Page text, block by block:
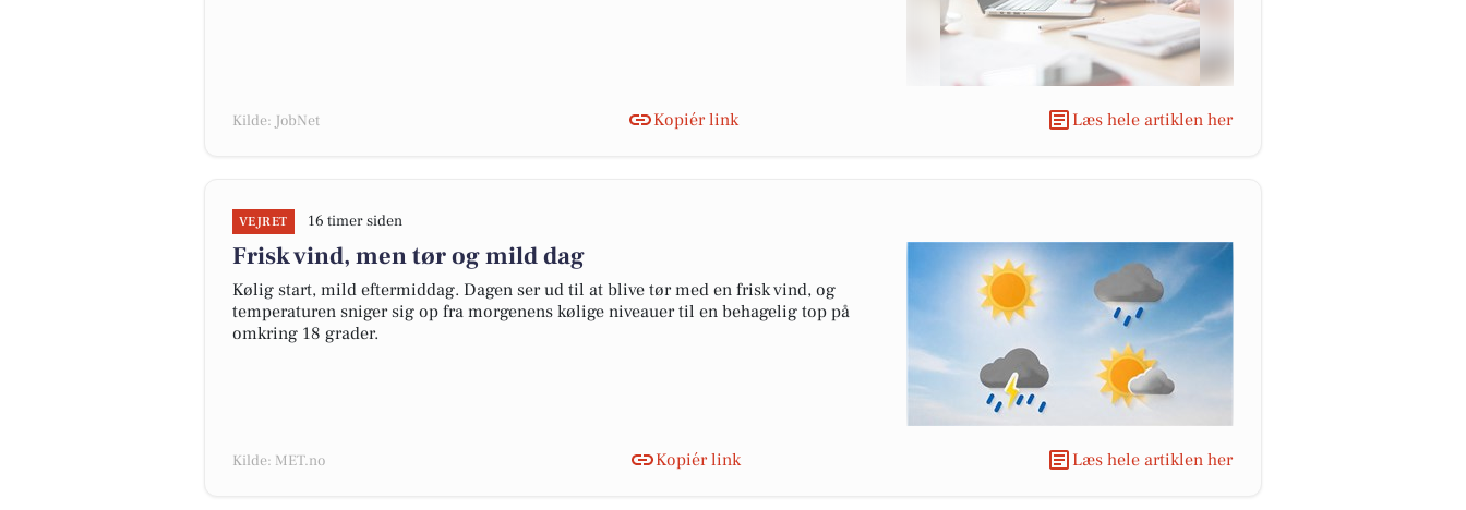
Kilde: JobNet Kopiér link Læs hele artiklen her
VEJRET 16 timer siden
Frisk vind, men tør og mild dag
Kølig start, mild eftermiddag. Dagen ser ud til at blive tør med en frisk vind, og
temperaturen sniger sig op fra morgenens kølige niveauer til en behagelig top på
omkring 18 grader.
Kilde: MET.no Kopiér link Læs hele artiklen her